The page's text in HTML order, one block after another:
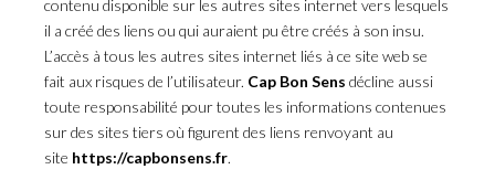
contenu disponible sur les autres sites internet vers lesquels
il a créé des liens ou qui auraient pu être créés à son insu.
L’accès à tous les autres sites internet liés à ce site web se
fait aux risques de l’utilisateur. Cap Bon Sens décline aussi
toute responsabilité pour toutes les informations contenues
sur des sites tiers où figurent des liens renvoyant au
site https://capbonsens.fr.